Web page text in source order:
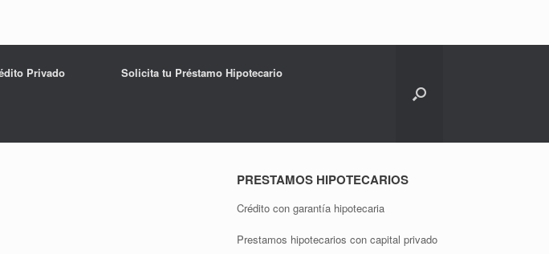
Privado Solicita tu Préstamo Hipotecario
PRESTAMOS HIPOTECARIOS
Crédito con garantía hipotecaria
Prestamos hipotecarios con capital privado